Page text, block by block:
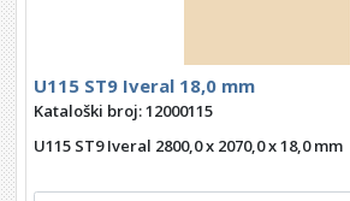
U115 ST9 Iveral 18,0 mm
Kataloški broj: 12000115
U115 ST9 Iveral 2800,0 x 2070,0 x 18,0 mm